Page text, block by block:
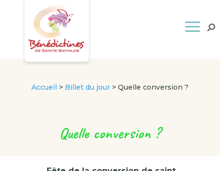
Accueil > Billet du jour> Quelle conversion ?
Quelle conversion ?